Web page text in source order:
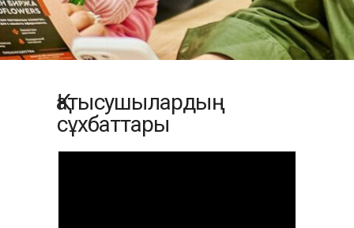
Қатысушылардың
сұхбаттары